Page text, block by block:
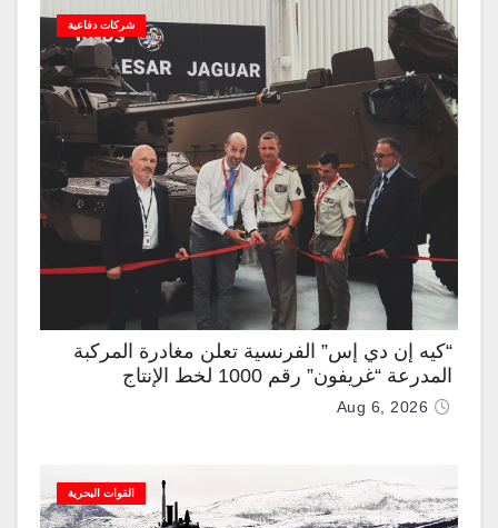
شركات دفاعية
“كيه إن دي إس” الفرنسية تعلن مغادرة المركبة
المدرعة “غريفون” رقم 1000 لخط الإنتاج
Aug 6, 2026
القوات البحرية